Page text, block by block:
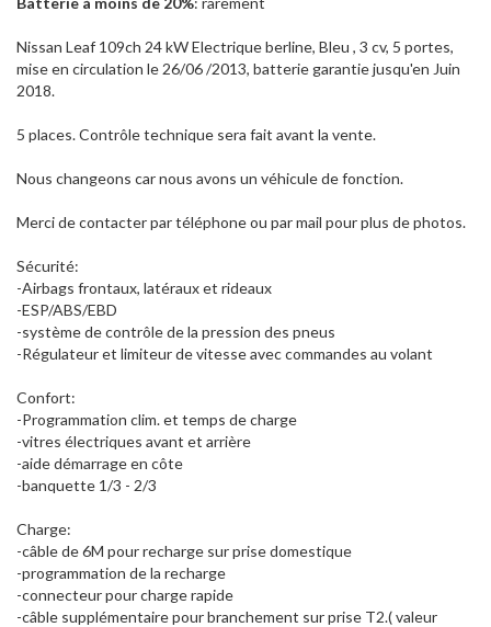
Nissan Leaf 109ch 24 kW Electrique berline, Bleu , 3 cv, 5 portes,
mise en circulation le 26/06 /2013, batterie garantie jusqu'en Juin
2018.
5 places. Contrôle technique sera fait avant la vente.
Nous changeons car nous avons un véhicule de fonction.
Merci de contacter par téléphone ou par mail pour plus de photos.
Sécurité:
-Airbags frontaux, latéraux et rideaux
-ESP/ABS/EBD
-système de contrôle de la pression des pneus
-Régulateur et limiteur de vitesse avec commandes au volant
Confort:
-Programmation clim. et temps de charge
-vitres électriques avant et arrière
-aide démarrage en côte
-banquette 1/3 - 2/3
Charge:
-câble de 6M pour recharge sur prise domestique
-programmation de la recharge
-connecteur pour charge rapide
-câble supplémentaire pour branchement sur prise T2.( valeur